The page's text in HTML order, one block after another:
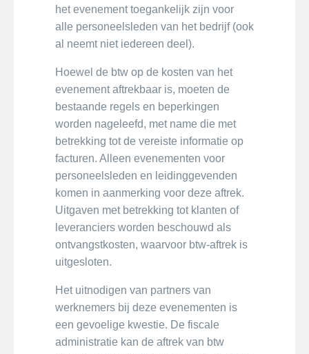
het evenement toegankelijk zijn voor
alle personeelsleden van het bedrijf (ook
al neemt niet iedereen deel).
Hoewel de btw op de kosten van het
evenement aftrekbaar is, moeten de
bestaande regels en beperkingen
worden nageleefd, met name die met
betrekking tot de vereiste informatie op
facturen. Alleen evenementen voor
personeelsleden en leidinggevenden
komen in aanmerking voor deze aftrek.
Uitgaven met betrekking tot klanten of
leveranciers worden beschouwd als
ontvangstkosten, waarvoor btw-aftrek is
uitgesloten.
Het uitnodigen van partners van
werknemers bij deze evenementen is
een gevoelige kwestie. De fiscale
administratie kan de aftrek van btw